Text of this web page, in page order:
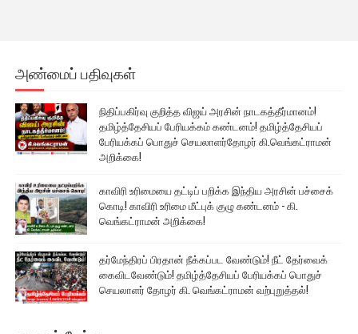
அண்மைப் பதிவுகள்
நிதிப்பகிர்வு குறித்த விஜய் அரசின் நாடகத்தீர்மானம்!
தமிழ்த்தேசியப் பேரியக்கம் கண்டனம்! தமிழ்த்தேசியப்
பேரியக்கப் பொதுச் செயலாளர்தோழர் கி.வெங்கட்ராமன்
அறிக்கை!
காவிரி உரிமையை தட்டிப் பறிக்க இந்திய அரசின் பச்சைக்
கொடி! காவிரி உரிமை மீட்புக் குழு கண்டனம் - கி.
வெங்கட்ராமன் அறிக்கை!
தர்மேந்திரப் பிரதான் நீக்கப்பட வேண்டும்! நீட் தேர்வைக்
கைவிடவேண்டும்! தமிழ்த்தேசியப் பேரியக்கப் பொதுச்
செயலாளர் தோழர் கி. வெங்கட்ராமன் வற்புறுத்தல்!